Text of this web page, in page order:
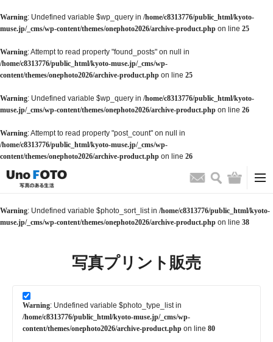
Warning: Undefined variable $wp_query in /home/c8313776/public_html/kyoto-
muse.jp/_cms/wp-content/themes/onephoto2026/archive-product.php on line 25
Warning: Attempt to read property "found_posts" on null in
/home/c8313776/public_html/kyoto-muse.jp/_cms/wp-
content/themes/onephoto2026/archive-product.php on line 25
Warning: Undefined variable $wp_query in /home/c8313776/public_html/kyoto-
muse.jp/_cms/wp-content/themes/onephoto2026/archive-product.php on line 26
Warning: Attempt to read property "post_count" on null in
/home/c8313776/public_html/kyoto-muse.jp/_cms/wp-
content/themes/onephoto2026/archive-product.php on line 26
お問い合わせ
検索 バッグ
Warning: Undefined variable $photo_sort_list in /home/c8313776/public_html/kyoto-
muse.jp/_cms/wp-content/themes/onephoto2026/archive-product.php on line 38
写真プリント販売
Warning: Undefined variable $photo_type_list in
/home/c8313776/public_html/kyoto-muse.jp/_cms/wp-
content/themes/onephoto2026/archive-product.php on line 80